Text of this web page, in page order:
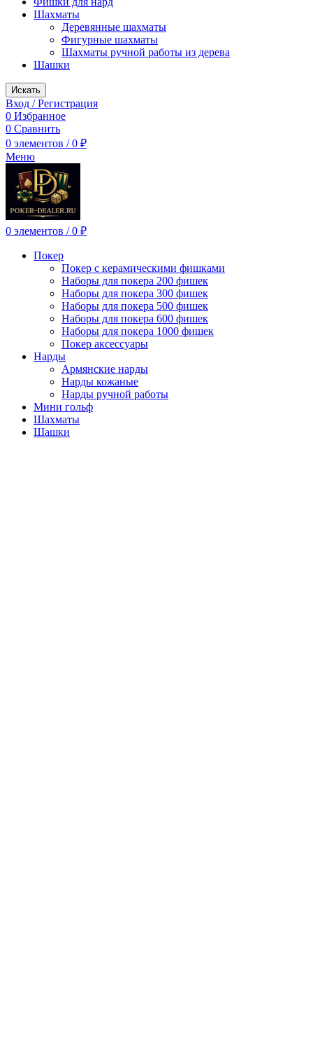
Шахматы
Деревянные шахматы
Фигурные шахматы
Шахматы ручной работы из дерева
Шашки
Искать
Вход / Регистрация
0 Избранное
0 Сравнить
0 элементов / 0 ₽
Меню
0 элементов / 0 ₽
Покер
Покер с керамическими фишками
Наборы для покера 200 фишек
Наборы для покера 300 фишек
Наборы для покера 500 фишек
Наборы для покера 600 фишек
Наборы для покера 1000 фишек
Покер аксессуары
Нарды
Армянские нарды
Нарды кожаные
Нарды ручной работы
Мини гольф
Шахматы
Шашки